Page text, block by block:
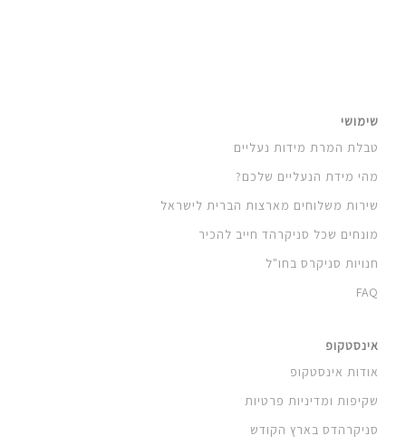
שימושי
טבלת המרת מידות נעליים
מהי מידת הנעליים שלכם?
שירות משלוחים מארצות הברית לישראל
מונחים שכל סניקרהד חייב להכיר
חנויות סניקרס בחו"ל
FAQ
אינסטקופ
אודות אינסטקופ
שקיפות ומדיניות פרטיות
סניקרהדס בארץ הקודש